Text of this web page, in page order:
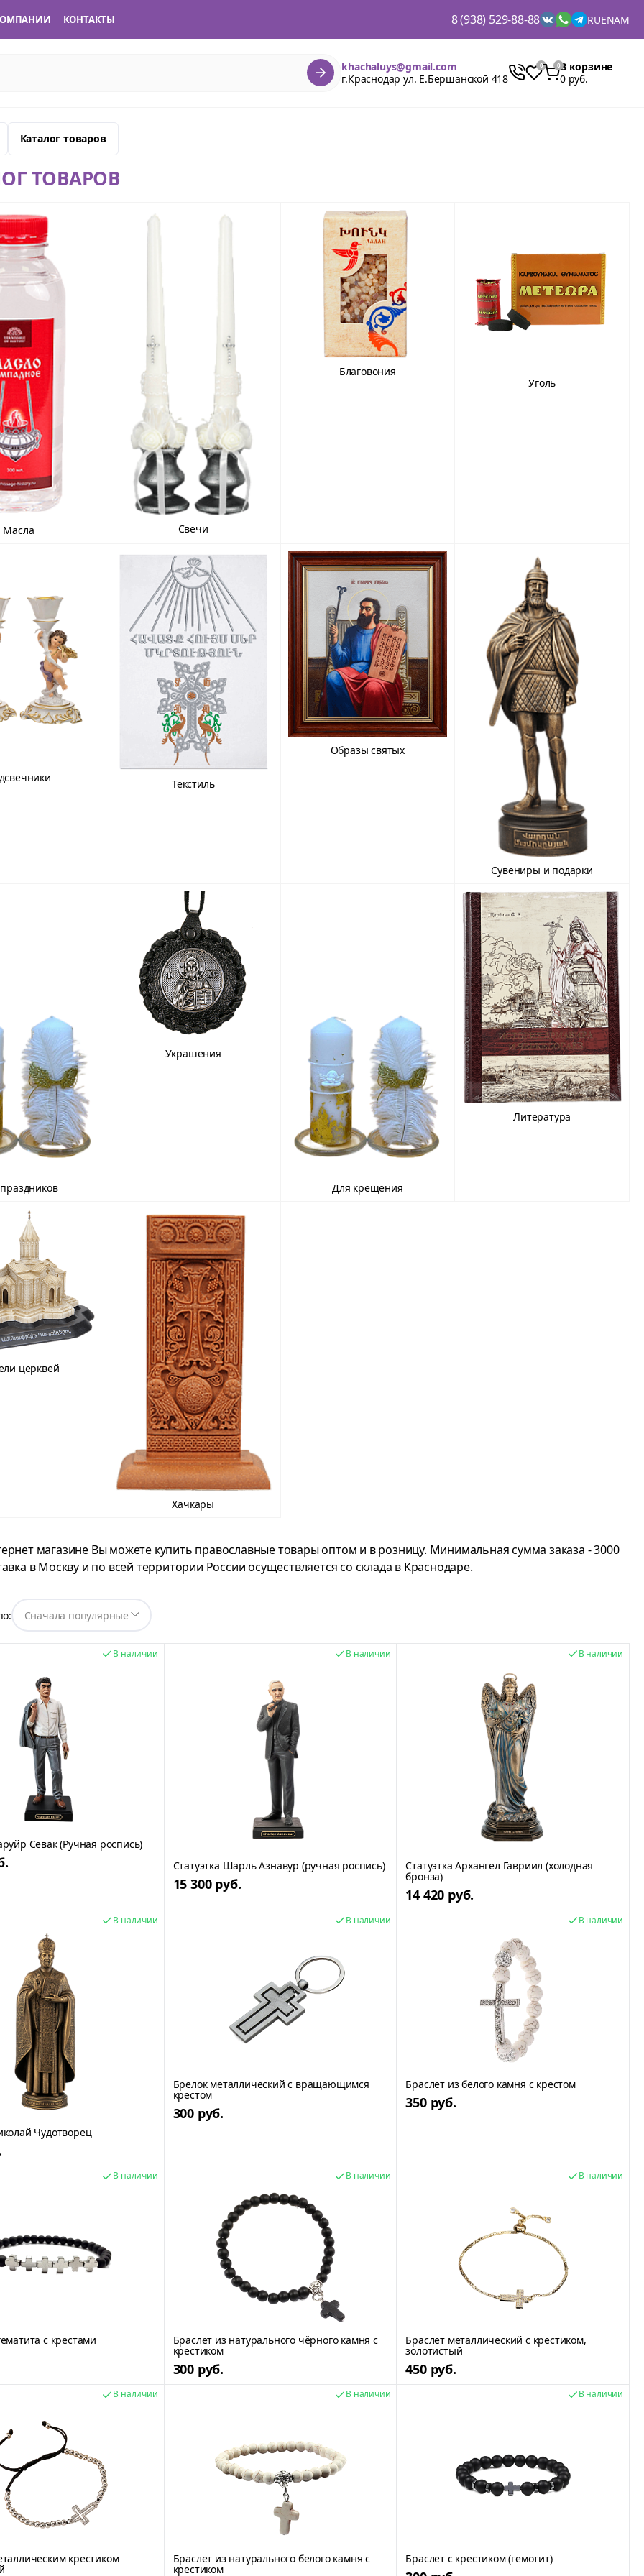
КОНТАКТЫ 8 (938) 529-88-88 RUENAM
khachaluys@gmail.com
г.Краснодар ул. Е.Бершанской 418
В корзине
0 руб.
Каталог товаров
ТОВАРОВ
Масла Свечи
Благовония
Уголь
Текстиль
Образы святых
Сувениры и подарки
Украшения
Для крещения
Литература
церквей
Хачкары
магазине Вы можете купить православные товары оптом и в розницу. Минимальная сумма заказа - 3000
в Москву и по всей территории России осуществляется со склада в Краснодаре.
В наличии
Севак (Ручная роспись)
В наличии
Статуэтка Шарль Азнавур (ручная роспись)
15 300 руб.
В наличии
Статуэтка Архангел Гавриил (холодная
бронза)
14 420 руб.
В наличии
Чудотворец
В наличии
Брелок металлический с вращающимся
крестом
300 руб.
В наличии
Браслет из белого камня с крестом
350 руб.
В наличии
с крестами
В наличии
Браслет из натурального чёрного камня с
крестиком
300 руб.
В наличии
Браслет металлический с крестиком,
золотистый
450 руб.
В наличии
крестиком
В наличии
Браслет из натурального белого камня с
крестиком
В наличии
Браслет с крестиком (гемотит)